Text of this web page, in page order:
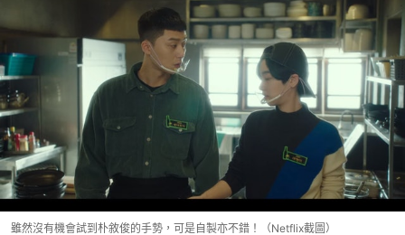
雖然沒有機會試到朴敘俊的手勢，可是自製亦不錯！（Netflix截圖）